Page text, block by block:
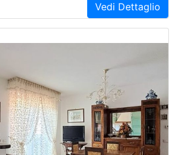
Vedi Dettaglio